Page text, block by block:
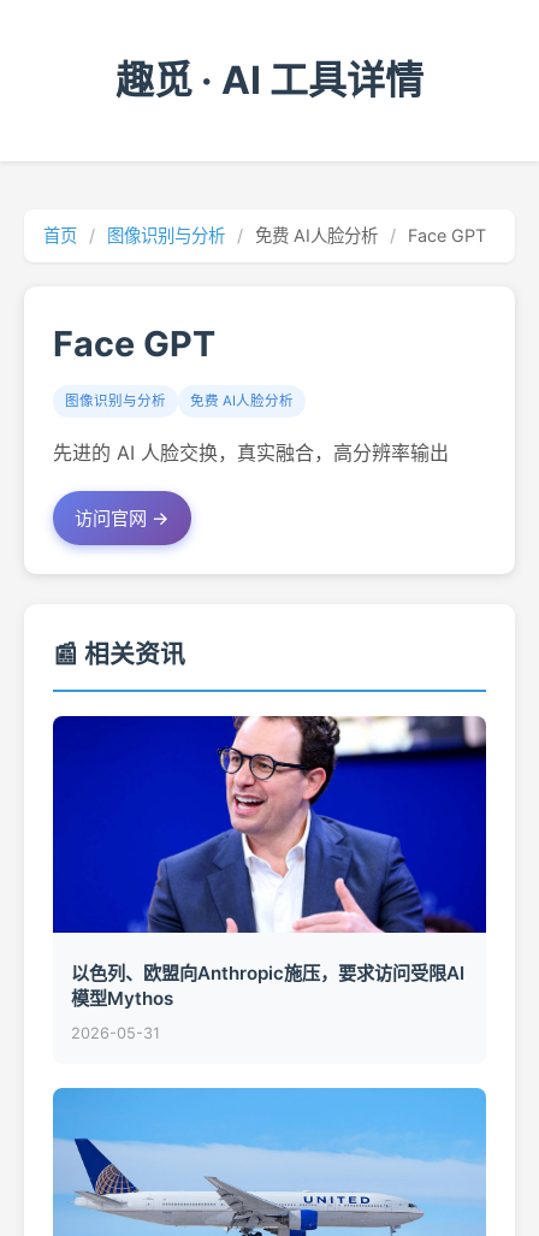
趣觅 · AI 工具详情
首页 / 图像识别与分析 / 免费 AI人脸分析 / Face GPT
Face GPT
图像识别与分析 免费 AI人脸分析
先进的 AI 人脸交换，真实融合，高分辨率输出
访问官网 →
📰 相关资讯
以色列、欧盟向Anthropic施压，要求访问受限AI
模型Mythos
2026-05-31